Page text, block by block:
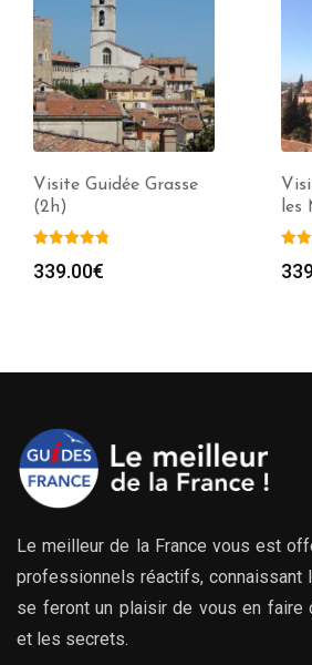
Visite Guidée Grasse
(2h)
339.00€
les
Le meilleur de la France vous est
professionnels réactifs, connaissant
se feront un plaisir de vous en faire
et les secrets.